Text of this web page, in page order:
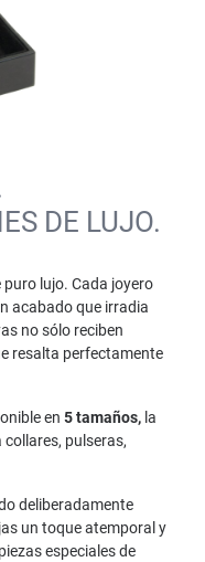
DE LUJO.
puro lujo. Cada joyero
acabado que irradia
no sólo reciben
resalta perfectamente
en 5 tamaños, la
pulseras,
deliberadamente
un toque atemporal y
especiales de